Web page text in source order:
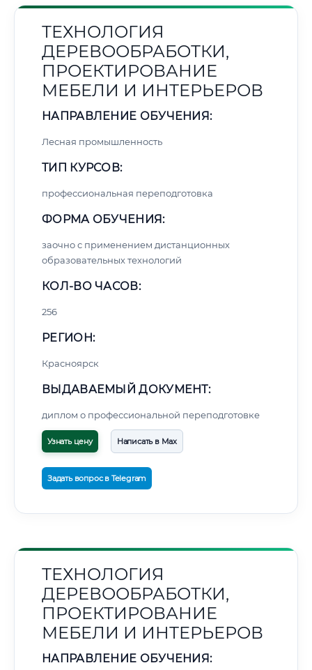
ТЕХНОЛОГИЯ
ДЕРЕВООБРАБОТКИ,
ПРОЕКТИРОВАНИЕ
МЕБЕЛИ И ИНТЕРЬЕРОВ
НАПРАВЛЕНИЕ ОБУЧЕНИЯ:
Лесная промышленность
ТИП КУРСОВ:
профессиональная переподготовка
ФОРМА ОБУЧЕНИЯ:
заочно с применением дистанционных
образовательных технологий
КОЛ-ВО ЧАСОВ:
256
РЕГИОН:
Красноярск
ВЫДАВАЕМЫЙ ДОКУМЕНТ:
диплом о профессиональной переподготовке
Узнать цену Написать в Max
Задать вопрос в Telegram
ТЕХНОЛОГИЯ
ДЕРЕВООБРАБОТКИ,
ПРОЕКТИРОВАНИЕ
МЕБЕЛИ И ИНТЕРЬЕРОВ
НАПРАВЛЕНИЕ ОБУЧЕНИЯ: